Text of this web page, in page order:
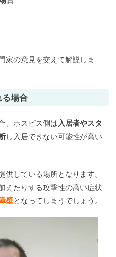
家の意見を交えて解説しま
場合
、ホスピス側は入居者やスタ
し入居できない可能性が高い
している場所となります。
えたりする攻撃性の高い症状
壁となってしまうでしょう。